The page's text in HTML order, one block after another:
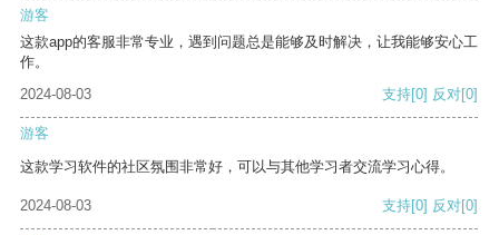
游客
这款app的客服非常专业，遇到问题总是能够及时解决，让我能够安心工
作。
2024-08-03
支持[0] 反对[0]
游客
这款学习软件的社区氛围非常好，可以与其他学习者交流学习心得。
2024-08-03 支持[0] 反对[0]